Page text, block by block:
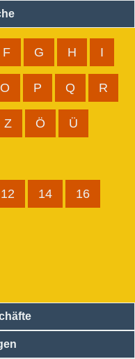
F G H I
O P Q R
Z Ö Ü
12 14 16